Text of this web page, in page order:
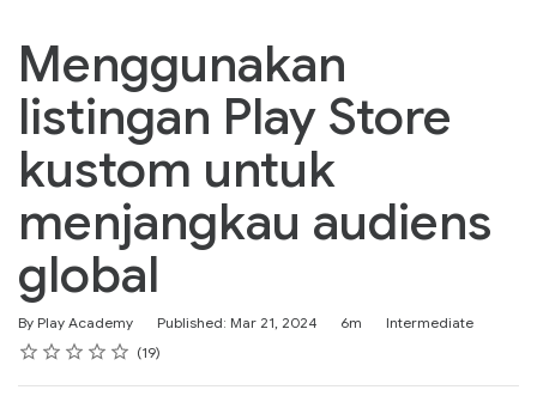
Menggunakan
listingan Play Store
kustom untuk
menjangkau audiens
global
By Play Academy Published: Mar 21, 2024
Duration 6m
Difficulty
Intermediate
Rating
1 star
2 stars
3 stars
4 stars
5 stars
Average rating: 4.8 19
19 reviews